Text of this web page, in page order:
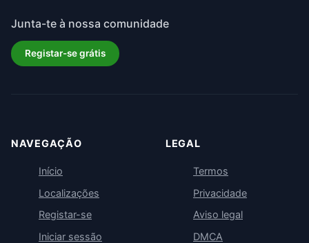
Junta-te à nossa comunidade
Registar-se grátis
NAVEGAÇÃO
Início
Localizações
Registar-se
Iniciar sessão
LEGAL
Termos
Privacidade
Aviso legal
DMCA